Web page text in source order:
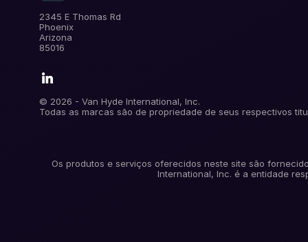
2345 E Thomas Rd
Phoenix
Arizona
85016
© 2026 - Van Hyde International, Inc.
Todas as marcas são de propriedade de seus respectivos
Os produtos e serviços oferecidos neste site são
International, Inc. é a entidade